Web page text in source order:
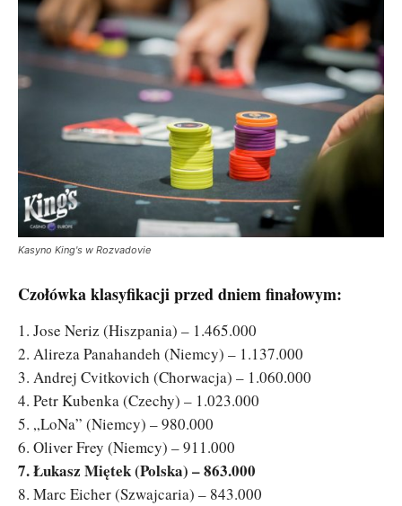
Kasyno King's w Rozvadovie
Czołówka klasyfikacji przed dniem finałowym:
1. Jose Neriz (Hiszpania) – 1.465.000
2. Alireza Panahandeh (Niemcy) – 1.137.000
3. Andrej Cvitkovich (Chorwacja) – 1.060.000
4. Petr Kubenka (Czechy) – 1.023.000
5. „LoNa” (Niemcy) – 980.000
6. Oliver Frey (Niemcy) – 911.000
7. Łukasz Miętek (Polska) – 863.000
8. Marc Eicher (Szwajcaria) – 843.000